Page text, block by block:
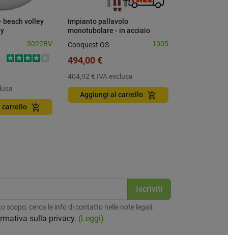
beach volley
3022BV
carrello add_shopping_cart
Impianto pallavolo
monotubolare - in acciaio
Conquest OS 1005
494,00 €
404,92 € IVA esclusa
Aggiungi al carrello add_shopping_cart
scopo, cerca le info di contatto nelle note legali.
sulla privacy. (Leggi)